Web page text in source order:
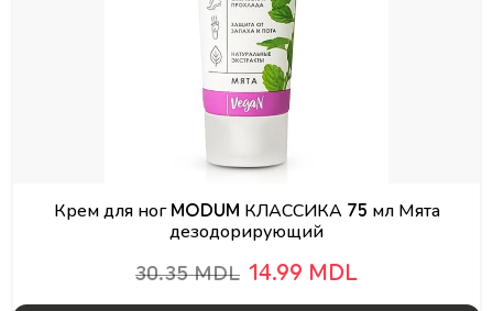
Крем для ног MODUM КЛАССИКА 75 мл Мята
дезодорирующий
30.35 MDL 14.99 MDL